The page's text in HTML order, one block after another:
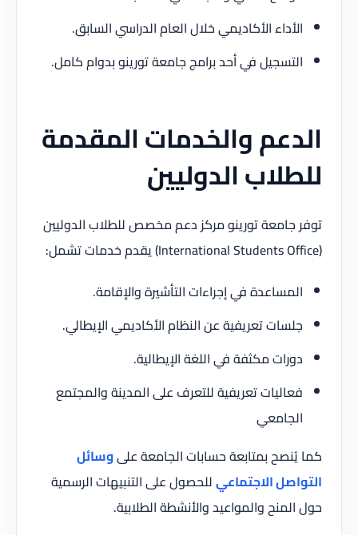
الأداء الأكاديمي خلال العام الدراسي السابق.
التسجيل في أحد برامج جامعة تورينو بدوام كامل.
الدعم والخدمات المقدمة
للطلاب الدوليين
توفر جامعة تورينو مركز دعم مخصص للطلاب الدوليين
(International Students Office) يقدم خدمات تشمل:
المساعدة في إجراءات التأشيرة والإقامة.
جلسات تعريفية عن النظام الأكاديمي الإيطالي.
دورات مكثفة في اللغة الإيطالية.
فعاليات تعريفية للتعرف على المدينة والمجتمع
الجامعي
كما يُنصح بمتابعة حسابات الجامعة علىوسائل
التواصل الاجتماعيللحصول على التنبيهات الرسمية
حول المنح والمواعيد والأنشطة الطلابية.